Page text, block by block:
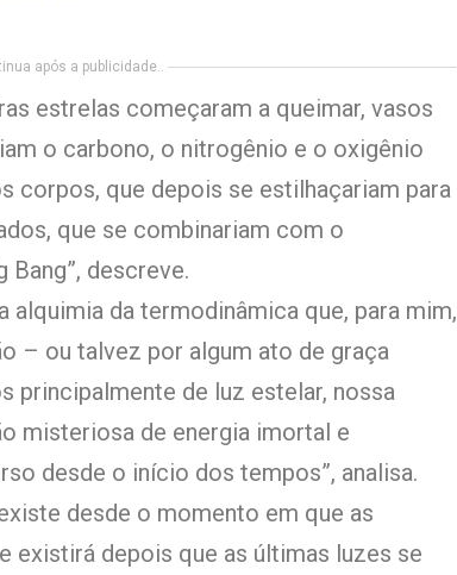
após a publicidade..
estrelas começaram a queimar, vasos
o carbono, o nitrogênio e o oxigênio
corpos, que depois se estilhaçariam para
que se combinariam com o
descreve.
alquimia da termodinâmica que, para mim,
– ou talvez por algum ato de graça
de luz estelar, nossa
misteriosa de energia imortal e
desde o início dos tempos”, analisa.
desde o momento em que as
existirá depois que as últimas luzes se